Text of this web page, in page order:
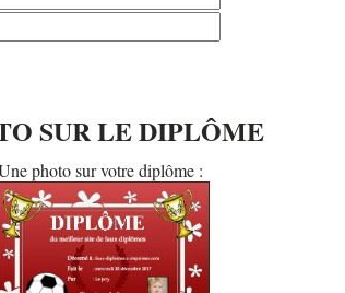
SUR LE DIPLÔME
photo sur votre diplôme :